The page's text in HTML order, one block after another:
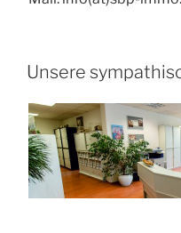
Unsere